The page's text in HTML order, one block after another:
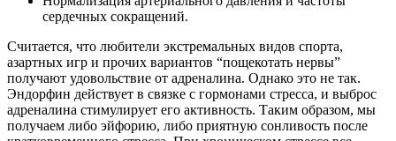
Эндорфин называют эндогенным наркотиком. И
действительно, в чем-то его эффекты напоминают действие
опиатов. Присутствует даже некое подобие “ломки” или
эффекта отмены. Человек, который любит экстрим, или
активный спорт не представляет себе жизни без своих
любимых занятий. Он ощущает депрессию и упадок сил. Вот
почему бывшие спортсмены нередко пытаются получить свою
порцию эндорфинов с помощью спиртных напитков.